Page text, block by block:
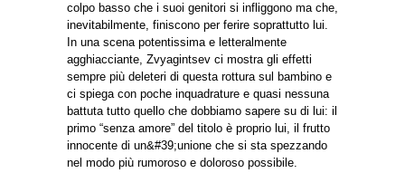
colpo basso che i suoi genitori si infliggono ma che,
inevitabilmente, finiscono per ferire soprattutto lui.
In una scena potentissima e letteralmente
agghiacciante, Zvyagintsev ci mostra gli effetti
sempre più deleteri di questa rottura sul bambino e
ci spiega con poche inquadrature e quasi nessuna
battuta tutto quello che dobbiamo sapere su di lui: il
primo “senza amore” del titolo è proprio lui, il frutto
innocente di un&#39;unione che si sta spezzando
nel modo più rumoroso e doloroso possibile.